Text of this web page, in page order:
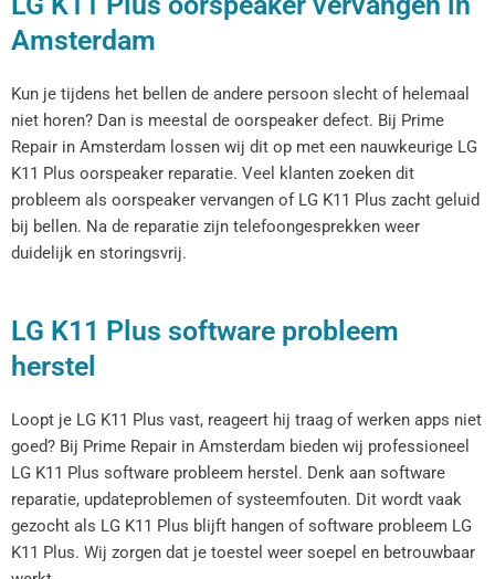
Amsterdam
Kun je tijdens het bellen de andere persoon slecht of helemaal
niet horen? Dan is meestal de oorspeaker defect. Bij Prime
Repair in Amsterdam lossen wij dit op met een nauwkeurige LG
K11 Plus oorspeaker reparatie. Veel klanten zoeken dit
probleem als oorspeaker vervangen of LG K11 Plus zacht geluid
bij bellen. Na de reparatie zijn telefoongesprekken weer
duidelijk en storingsvrij.
LG K11 Plus software probleem
herstel
Loopt je LG K11 Plus vast, reageert hij traag of werken apps niet
goed? Bij Prime Repair in Amsterdam bieden wij professioneel
LG K11 Plus software probleem herstel. Denk aan software
reparatie, updateproblemen of systeemfouten. Dit wordt vaak
gezocht als LG K11 Plus blijft hangen of software probleem LG
K11 Plus. Wij zorgen dat je toestel weer soepel en betrouwbaar